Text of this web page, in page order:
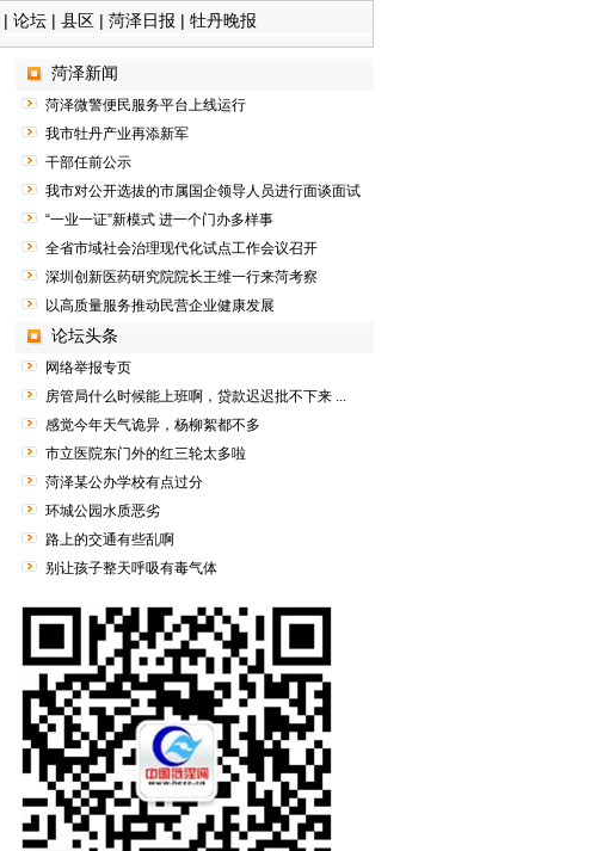
| 论坛 | 县区 | 菏泽日报 | 牡丹晚报
菏泽新闻
菏泽微警便民服务平台上线运行
我市牡丹产业再添新军
干部任前公示
我市对公开选拔的市属国企领导人员进行面谈面试
“一业一证”新模式 进一个门办多样事
全省市域社会治理现代化试点工作会议召开
深圳创新医药研究院院长王维一行来菏考察
以高质量服务推动民营企业健康发展
论坛头条
网络举报专页
房管局什么时候能上班啊，贷款迟迟批不下来 ...
感觉今年天气诡异，杨柳絮都不多
市立医院东门外的红三轮太多啦
菏泽某公办学校有点过分
环城公园水质恶劣
路上的交通有些乱啊
别让孩子整天呼吸有毒气体